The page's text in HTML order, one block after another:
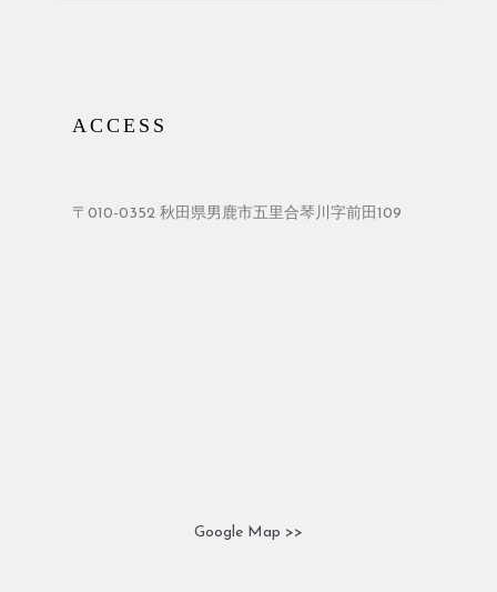
ACCESS
〒010-0352 秋田県男鹿市五里合琴川字前田109
Google Map >>